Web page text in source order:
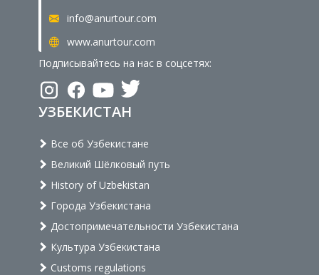
info@anurtour.com
www.anurtour.com
Подписывайтесь на нас в соцсетях:
УЗБЕКИСТАН
Все об Узбекистане
Великий Шёлковый путь
History of Uzbekistan
Города Узбекистана
Достопримечательности Узбекистана
Культура Узбекистана
Customs regulations